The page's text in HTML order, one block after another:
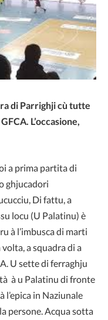
di Parrighji cù tutte
L’occasione,
a prima partita di
ghjucadori
Di fattu, a
locu (U Palatinu) è
à l’imbusca di marti
a squadra di a
U sette di ferraghju
à u Palatinu di fronte
l’epica in Naziunale
persone. Acqua sotta